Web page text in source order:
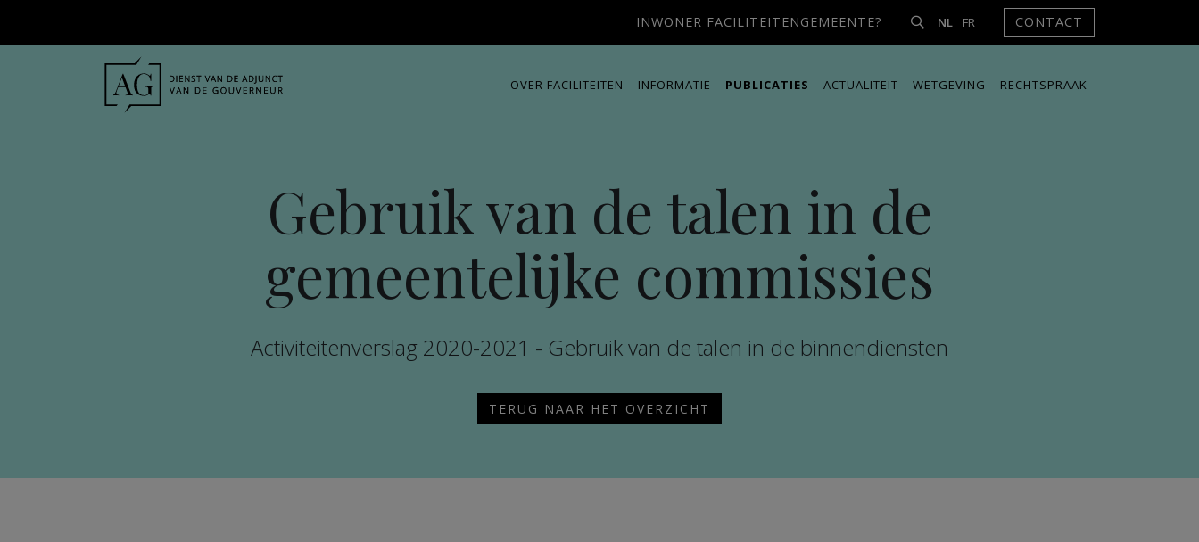
INWONER FACILITEITENGEMEENTE? NL FR CONTACT
OVER FACILITEITEN INFORMATIE PUBLICATIES ACTUALITEIT WETGEVING RECHTSPRAAK
Gebruik van de talen in de
gemeentelijke commissies
Activiteitenverslag 2020-2021 - Gebruik van de talen in de binnendiensten
TERUG NAAR HET OVERZICHT